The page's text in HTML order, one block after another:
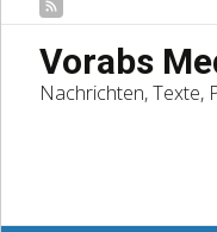
Vorabs
Nachrichten, Texte,